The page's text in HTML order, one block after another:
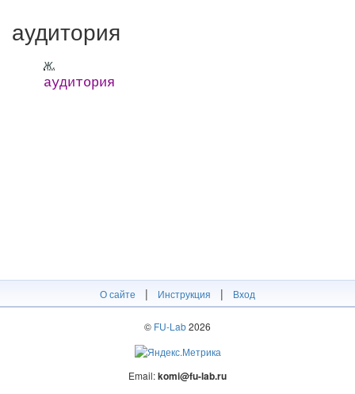
аудитория
ж.
аудитория
О сайте | Инструкция | Вход
© FU-Lab2026
Email:komi@fu-lab.ru